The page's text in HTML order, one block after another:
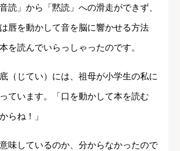
読」から「黙読」への滑走ができず、
唇を動かして音を脳に響かせる方法
を読んでいらっしゃったのです。
（じてい）には、祖母が小学生の私に
ています。「口を動かして本を読む
らね！」
味しているのか、分からなかったので